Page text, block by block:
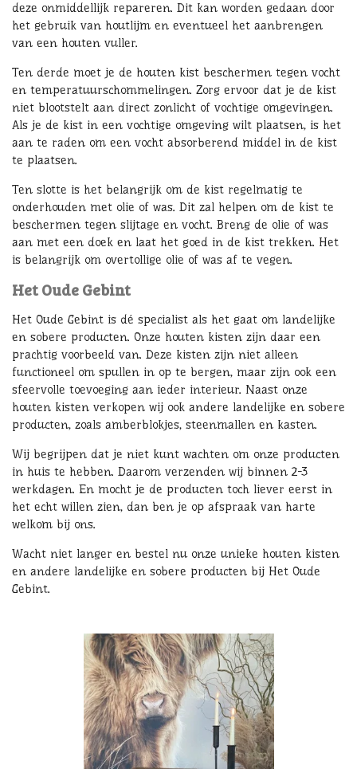
deze onmiddellijk repareren. Dit kan worden gedaan door
het gebruik van houtlijm en eventueel het aanbrengen
van een houten vuller.
Ten derde moet je de houten kist beschermen tegen vocht
en temperatuurschommelingen. Zorg ervoor dat je de kist
niet blootstelt aan direct zonlicht of vochtige omgevingen.
Als je de kist in een vochtige omgeving wilt plaatsen, is het
aan te raden om een vocht absorberend middel in de kist
te plaatsen.
Ten slotte is het belangrijk om de kist regelmatig te
onderhouden met olie of was. Dit zal helpen om de kist te
beschermen tegen slijtage en vocht. Breng de olie of was
aan met een doek en laat het goed in de kist trekken. Het
is belangrijk om overtollige olie of was af te vegen.
Het Oude Gebint
Het Oude Gebint is dé specialist als het gaat om landelijke
en sobere producten. Onze houten kisten zijn daar een
prachtig voorbeeld van. Deze kisten zijn niet alleen
functioneel om spullen in op te bergen, maar zijn ook een
sfeervolle toevoeging aan ieder interieur. Naast onze
houten kisten verkopen wij ook andere landelijke en sobere
producten, zoals amberblokjes, steenmallen en kasten.
Wij begrijpen dat je niet kunt wachten om onze producten
in huis te hebben. Daarom verzenden wij binnen 2-3
werkdagen. En mocht je de producten toch liever eerst in
het echt willen zien, dan ben je op afspraak van harte
welkom bij ons.
Wacht niet langer en bestel nu onze unieke houten kisten
en andere landelijke en sobere producten bij Het Oude
Gebint.